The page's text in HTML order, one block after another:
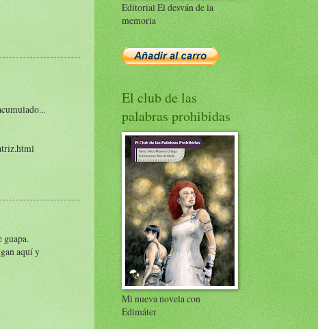
guapa.
aquí y
Editorial El desván de la
memoria
El club de las
palabras prohibidas
Mi nueva novela con
Edimáter